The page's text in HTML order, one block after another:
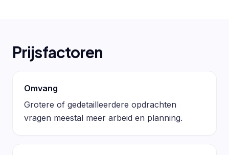
Prijsfactoren
Omvang
Grotere of gedetailleerdere opdrachten
vragen meestal meer arbeid en planning.